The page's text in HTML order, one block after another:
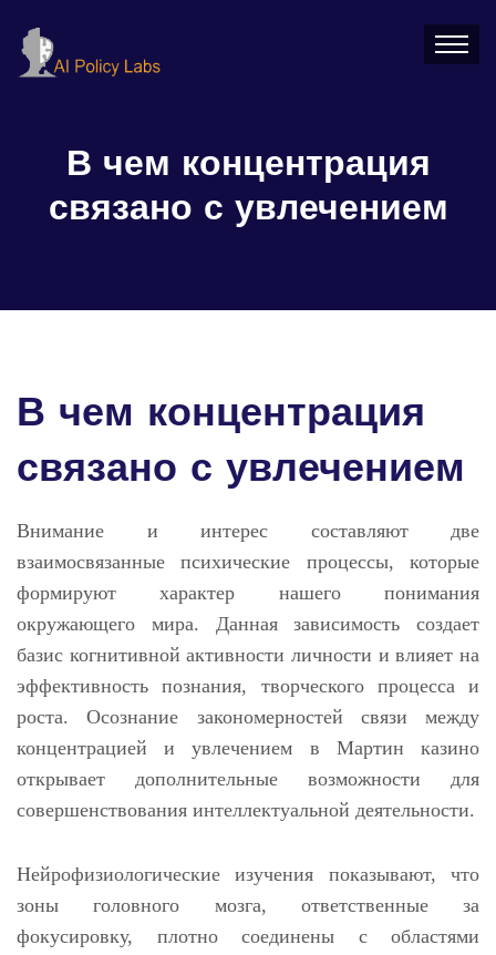
В чем концентрация
связано с увлечением
В чем концентрация
связано с увлечением
Внимание и интерес составляют две
взаимосвязанные психические процессы, которые
формируют характер нашего понимания
окружающего мира. Данная зависимость создает
базис когнитивной активности личности и влияет на
эффективность познания, творческого процесса и
роста. Осознание закономерностей связи между
концентрацией и увлечением в Мартин казино
открывает дополнительные возможности для
совершенствования интеллектуальной деятельности.
Нейрофизиологические изучения показывают, что
зоны головного мозга, ответственные за
фокусировку, плотно соединены с областями